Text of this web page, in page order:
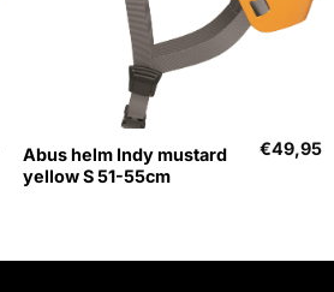
Abus helm Indy mustard
yellow S 51-55cm
€49,95